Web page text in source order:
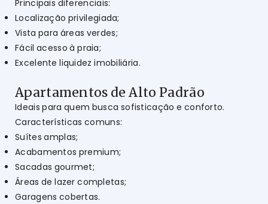
Principais diferenciais:
Localização privilegiada;
Vista para áreas verdes;
Fácil acesso à praia;
Excelente liquidez imobiliária.
Apartamentos de Alto Padrão
Ideais para quem busca sofisticação e conforto.
Características comuns:
Suítes amplas;
Acabamentos premium;
Sacadas gourmet;
Áreas de lazer completas;
Garagens cobertas.